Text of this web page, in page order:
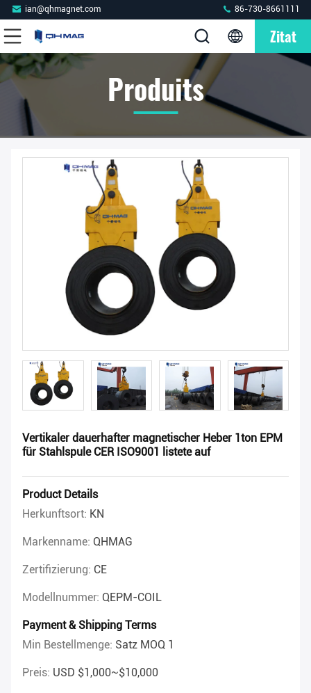
ian@qhmagnet.com 86-730-8661111
Zitat
Produits
Vertikaler dauerhafter magnetischer Heber 1ton EPM
für Stahlspule CER ISO9001 listete auf
Product Details
Herkunftsort: KN
Markenname: QHMAG
Zertifizierung: CE
Modellnummer: QEPM-COIL
Payment & Shipping Terms
Min Bestellmenge: Satz MOQ 1
Preis: USD $1,000~$10,000